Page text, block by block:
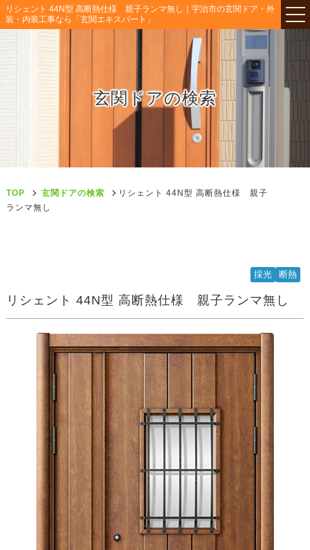
リシェント 44N型 高断熱仕様 親子ランマ無し｜宇治市の玄関ドア・外
装・内装工事なら「玄関エキスパート」
玄関ドアの検索
TOP 玄関ドアの検索
リシェント 44N型 高断熱仕様 親子
ランマ無し
採光 断熱
リシェント 44N型 高断熱仕様 親子ランマ無し